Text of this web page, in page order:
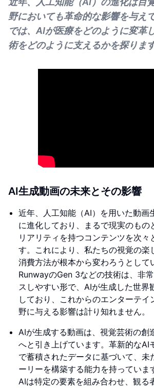
野においても革命的な影響を与え
では、AIが医療をどのように変革
術をどのように支えるかを探ります
AI生成動画の未来とその影響
近年、人工知能（AI）を用いた動画
に進化しており、まるで現実のもの
リアリティを持つコンテンツを次々
す。これにより、私たちの視覚の楽
消費方法が根本から変わろうとして
RunwayのGen 3などの技術は、非
スしやすい形で、AIが生成した世界
しており、これからのエンターテイ
野に与える影響は計り知れません。
AIが生成する動画は、視覚芸術の創
へと引き上げています。革新的なAI
で蓄積されたデータに基づいて、未
ーリーを構築する能力を持っていま
AIは特定の要素を組み合わせ、観る